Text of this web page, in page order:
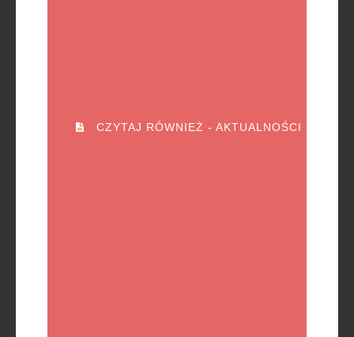
CZYTAJ RÓWNIEŻ - AKTUALNOŚCI